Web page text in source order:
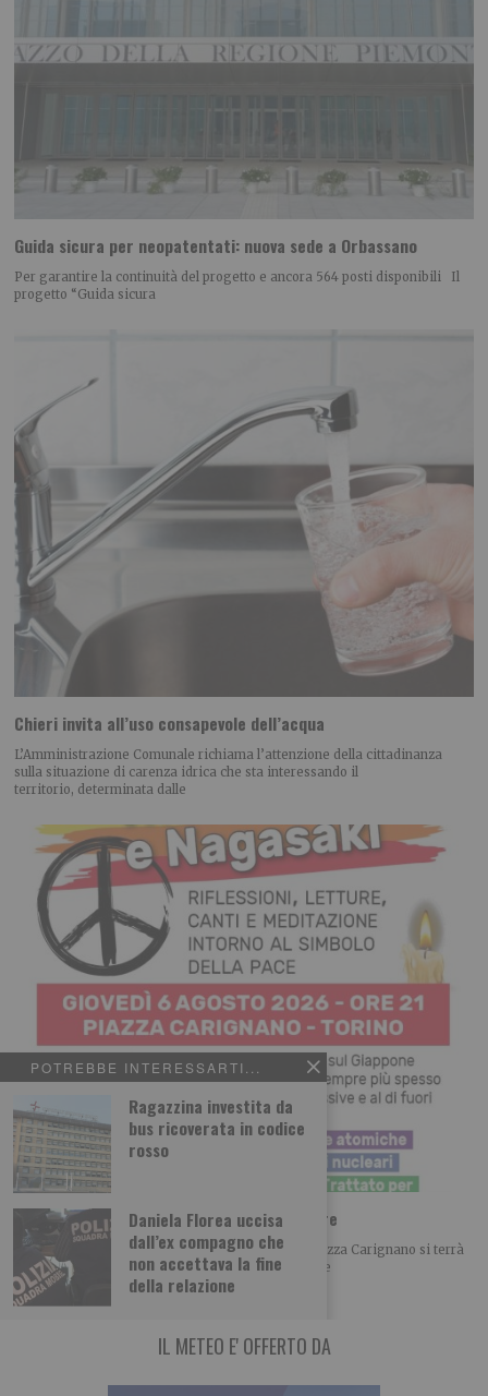
POTREBBE INTERESSARTI...
Ragazzina investita da
bus ricoverata in codice
rosso
Daniela Florea uccisa
dall’ex compagno che
non accettava la fine
della relazione
Guida sicura per neopatentati: nuova sede a Orbassano
Per garantire la continuità del progetto e ancora 564 posti disponibili Il
progetto “Guida sicura
Chieri invita all’uso consapevole dell’acqua
L’Amministrazione Comunale richiama l’attenzione della cittadinanza
sulla situazione di carenza idrica che sta interessando il
territorio, determinata dalle
Hiroschima e Nagasaki: per non dimenticare
Domani, giovedì 6 agosto 2026, alle h, 21.00 in Piazza Carignano si terrà
la commemorazione delle tragedia di Hiroschima e
IL METEO E' OFFERTO DA